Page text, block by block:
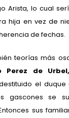
Arista, lo cual
hija en vez de
de fechas.
teorías más
Perez de Urbel,
el duque
gascones se
sus